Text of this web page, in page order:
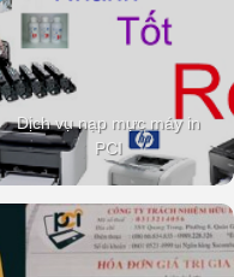
Dịch vụ nạp mực máy in
PCI